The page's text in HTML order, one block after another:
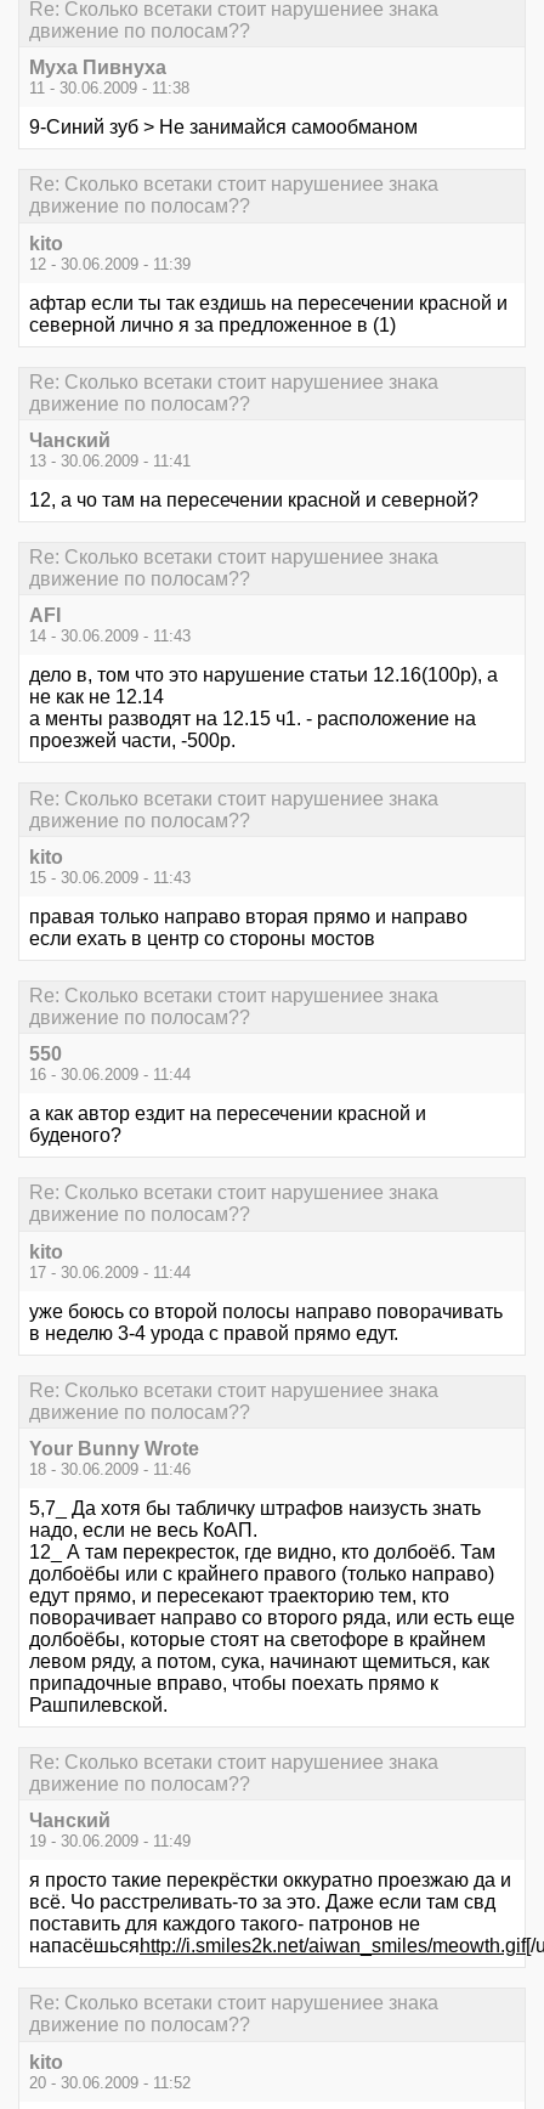
Re: Сколько всетаки стоит нарушениее знака
движение по полосам??
Myxa Пивнухa
11 - 30.06.2009 - 11:38
9-Синий зуб > Не занимайся самообманом
Re: Сколько всетаки стоит нарушениее знака
движение по полосам??
kito
12 - 30.06.2009 - 11:39
афтар если ты так ездишь на пересечении красной и
северной лично я за предложенное в (1)
Re: Сколько всетаки стоит нарушениее знака
движение по полосам??
Чанский
13 - 30.06.2009 - 11:41
12, а чо там на пересечении красной и северной?
Re: Сколько всетаки стоит нарушениее знака
движение по полосам??
AFI
14 - 30.06.2009 - 11:43
дело в, том что это нарушение статьи 12.16(100р), а
не как не 12.14
а менты разводят на 12.15 ч1. - расположение на
проезжей части, -500р.
Re: Сколько всетаки стоит нарушениее знака
движение по полосам??
kito
15 - 30.06.2009 - 11:43
правая только направо вторая прямо и направо
если ехать в центр со стороны мостов
Re: Сколько всетаки стоит нарушениее знака
движение по полосам??
550
16 - 30.06.2009 - 11:44
а как автор ездит на пересечении красной и
буденого?
Re: Сколько всетаки стоит нарушениее знака
движение по полосам??
kito
17 - 30.06.2009 - 11:44
уже боюсь со второй полосы направо поворачивать
в неделю 3-4 урода с правой прямо едут.
Re: Сколько всетаки стоит нарушениее знака
движение по полосам??
Your Bunny Wrote
18 - 30.06.2009 - 11:46
5,7_ Да хотя бы табличку штрафов наизусть знать
надо, если не весь КоАП.
12_ А там перекресток, где видно, кто долбоёб. Там
долбоёбы или с крайнего правого (только направо)
едут прямо, и пересекают траекторию тем, кто
поворачивает направо со второго ряда, или есть еще
долбоёбы, которые стоят на светофоре в крайнем
левом ряду, а потом, сука, начинают щемиться, как
припадочные вправо, чтобы поехать прямо к
Рашпилевской.
Re: Сколько всетаки стоит нарушениее знака
движение по полосам??
Чанский
19 - 30.06.2009 - 11:49
я просто такие перекрёстки оккуратно проезжаю да и
всё. Чо расстреливать-то за это. Даже если там свд
поставить для каждого такого- патронов не
напасёшьсяhttp://i.smiles2k.net/aiwan_smiles/meowth.gif[/
Re: Сколько всетаки стоит нарушениее знака
движение по полосам??
kito
20 - 30.06.2009 - 11:52